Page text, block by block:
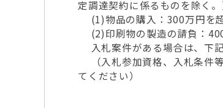
定調達契約に係るものを除く
(1)物品の購入：300万円を
(2)印刷物の製造の請負：
入札案件がある場合は、下
（入札参加資格、入札条件
てください）